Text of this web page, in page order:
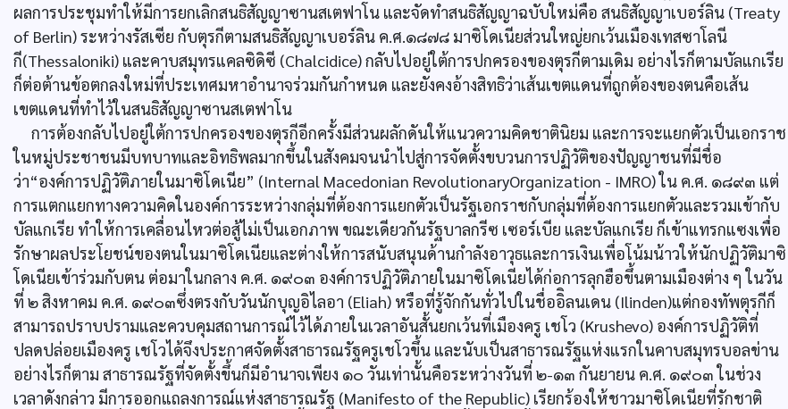
ผลการประชุมทำให้มีการยกเลิกสนธิสัญญาซานสเตฟาโน และจัดทำสนธิสัญญาฉบับใหม่คือ สนธิสัญญาเบอร์ลิน (Treaty
of Berlin) ระหว่างรัสเซีย กับตุรกีตามสนธิสัญญาเบอร์ลิน ค.ศ.๑๘๗๘ มาซิโดเนียส่วนใหญ่ยกเว้นเมืองเทสซาโลนี
กี(Thessaloniki) และคาบสมุทรแคลซิดิซี (Chalcidice) กลับไปอยู่ใต้การปกครองของตุรกีตามเดิม อย่างไรก็ตามบัลแกเรีย
ก็ต่อต้านข้อตกลงใหม่ที่ประเทศมหาอำนาจร่วมกันกำหนด และยังคงอ้างสิทธิว่าเส้นเขตแดนที่ถูกต้องของตนคือเส้น
เขตแดนที่ทำไว้ในสนธิสัญญาซานสเตฟาโน
การต้องกลับไปอยู่ใต้การปกครองของตุรกีอีกครั้งมีส่วนผลักดันให้แนวความคิดชาตินิยม และการจะแยกตัวเป็นเอกราช
ในหมู่ประชาชนมีบทบาทและอิทธิพลมากขึ้นในสังคมจนนำไปสู่การจัดตั้งขบวนการปฏิวัติของปัญญาชนที่มีชื่อ
ว่า“องค์การปฏิวัติภายในมาซิโดเนีย” (Internal Macedonian RevolutionaryOrganization - IMRO) ใน ค.ศ. ๑๘๙๓ แต่
การแตกแยกทางความคิดในองค์การระหว่างกลุ่มที่ต้องการแยกตัวเป็นรัฐเอกราชกับกลุ่มที่ต้องการแยกตัวและรวมเข้ากับ
บัลแกเรีย ทำให้การเคลื่อนไหวต่อสู้ไม่เป็นเอกภาพ ขณะเดียวกันรัฐบาลกรีซ เซอร์เบีย และบัลแกเรีย ก็เข้าแทรกแซงเพื่อ
รักษาผลประโยชน์ของตนในมาซิโดเนียและต่างให้การสนับสนุนด้านกำลังอาวุธและการเงินเพื่อโน้มน้าวให้นักปฏิวัติมาซิ
โดเนียเข้าร่วมกับตน ต่อมาในกลาง ค.ศ. ๑๙๐๓ องค์การปฏิวัติภายในมาซิโดเนียได้ก่อการลุกฮือขึ้นตามเมืองต่าง ๆ ในวัน
ที่ ๒ สิงหาคม ค.ศ. ๑๙๐๓ซึ่งตรงกับวันนักบุญอิไลอา (Eliah) หรือที่รู้จักกันทั่วไปในชื่ออิิลนเดน (Ilinden)แต่กองทัพตุรกีก็
สามารถปราบปรามและควบคุมสถานการณ์ไว้ได้ภายในเวลาอันสั้นยกเว้นที่เมืองครู เชโว (Krushevo) องค์การปฏิวัติที่
ปลดปล่อยเมืองครู เชโวได้จึงประกาศจัดตั้งสาธารณรัฐครูเชโวขึ้น และนับเป็นสาธารณรัฐแห่งแรกในคาบสมุทรบอลข่าน
อย่างไรก็ตาม สาธารณรัฐที่จัดตั้งขึ้นก็มีอำนาจเพียง ๑๐ วันเท่านั้นคือระหว่างวันที่ ๒-๑๓ กันยายน ค.ศ. ๑๙๐๓ ในช่วง
เวลาดังกล่าว มีการออกแถลงการณ์แห่งสาธารณรัฐ (Manifesto of the Republic) เรียกร้องให้ชาวมาซิโดเนียที่รักชาติ